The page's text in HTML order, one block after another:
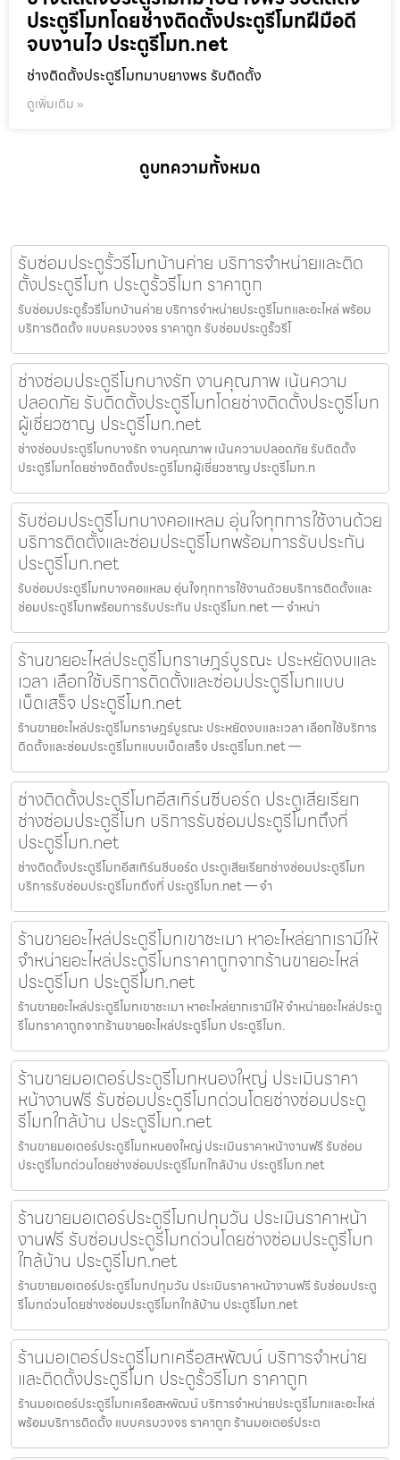
ประตูรีโมทโดยช่างติดตั้งประตูรีโมทฝีมือดี
จบงานไว ประตูรีโมท.net
ช่างติดตั้งประตูรีโมทมาบยางพร รับติดตั้ง
ดูเพิ่มเติม »
ดูบทความทั้งหมด
รับซ่อมประตูรั้วรีโมทบ้านค่าย บริการจำหน่ายและติด
ตั้งประตูรีโมท ประตูรั้วรีโมท ราคาถูก
รับซ่อมประตูรั้วรีโมทบ้านค่าย บริการจำหน่ายประตูรีโมทและอะไหล่ พร้อม
บริการติดตั้ง แบบครบวงจร ราคาถูก รับซ่อมประตูรั้วรีโ
ช่างซ่อมประตูรีโมทบางรัก งานคุณภาพ เน้นความ
ปลอดภัย รับติดตั้งประตูรีโมทโดยช่างติดตั้งประตูรีโมท
ผู้เชี่ยวชาญ ประตูรีโมท.net
ช่างซ่อมประตูรีโมทบางรัก งานคุณภาพ เน้นความปลอดภัย รับติดตั้ง
ประตูรีโมทโดยช่างติดตั้งประตูรีโมทผู้เชี่ยวชาญ ประตูรีโมท.n
รับซ่อมประตูรีโมทบางคอแหลม อุ่นใจทุกการใช้งานด้วย
บริการติดตั้งและซ่อมประตูรีโมทพร้อมการรับประกัน
ประตูรีโมท.net
รับซ่อมประตูรีโมทบางคอแหลม อุ่นใจทุกการใช้งานด้วยบริการติดตั้งและ
ซ่อมประตูรีโมทพร้อมการรับประกัน ประตูรีโมท.net — จำหน่า
ร้านขายอะไหล่ประตูรีโมทราษฎร์บูรณะ ประหยัดงบและ
เวลา เลือกใช้บริการติดตั้งและซ่อมประตูรีโมทแบบ
เบ็ดเสร็จ ประตูรีโมท.net
ร้านขายอะไหล่ประตูรีโมทราษฎร์บูรณะ ประหยัดงบและเวลา เลือกใช้บริการ
ติดตั้งและซ่อมประตูรีโมทแบบเบ็ดเสร็จ ประตูรีโมท.net —
ช่างติดตั้งประตูรีโมทอีสเทิร์นซีบอร์ด ประตูเสียเรียก
ช่างซ่อมประตูรีโมท บริการรับซ่อมประตูรีโมทถึงที่
ประตูรีโมท.net
ช่างติดตั้งประตูรีโมทอีสเทิร์นซีบอร์ด ประตูเสียเรียกช่างซ่อมประตูรีโมท
บริการรับซ่อมประตูรีโมทถึงที่ ประตูรีโมท.net — จำ
ร้านขายอะไหล่ประตูรีโมทเขาชะเมา หาอะไหล่ยากเรามีให้
จำหน่ายอะไหล่ประตูรีโมทราคาถูกจากร้านขายอะไหล่
ประตูรีโมท ประตูรีโมท.net
ร้านขายอะไหล่ประตูรีโมทเขาชะเมา หาอะไหล่ยากเรามีให้ จำหน่ายอะไหล่ประตู
รีโมทราคาถูกจากร้านขายอะไหล่ประตูรีโมท ประตูรีโมท.
ร้านขายมอเตอร์ประตูรีโมทหนองใหญ่ ประเมินราคา
หน้างานฟรี รับซ่อมประตูรีโมทด่วนโดยช่างซ่อมประตู
รีโมทใกล้บ้าน ประตูรีโมท.net
ร้านขายมอเตอร์ประตูรีโมทหนองใหญ่ ประเมินราคาหน้างานฟรี รับซ่อม
ประตูรีโมทด่วนโดยช่างซ่อมประตูรีโมทใกล้บ้าน ประตูรีโมท.net
ร้านขายมอเตอร์ประตูรีโมทปทุมวัน ประเมินราคาหน้า
งานฟรี รับซ่อมประตูรีโมทด่วนโดยช่างซ่อมประตูรีโมท
ใกล้บ้าน ประตูรีโมท.net
ร้านขายมอเตอร์ประตูรีโมทปทุมวัน ประเมินราคาหน้างานฟรี รับซ่อมประตู
รีโมทด่วนโดยช่างซ่อมประตูรีโมทใกล้บ้าน ประตูรีโมท.net
ร้านมอเตอร์ประตูรีโมทเครือสหพัฒน์ บริการจำหน่าย
และติดตั้งประตูรีโมท ประตูรั้วรีโมท ราคาถูก
ร้านมอเตอร์ประตูรีโมทเครือสหพัฒน์ บริการจำหน่ายประตูรีโมทและอะไหล่
พร้อมบริการติดตั้ง แบบครบวงจร ราคาถูก ร้านมอเตอร์ประต